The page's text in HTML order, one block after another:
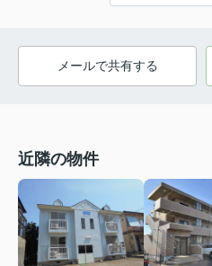
メールで共有する
近隣の物件